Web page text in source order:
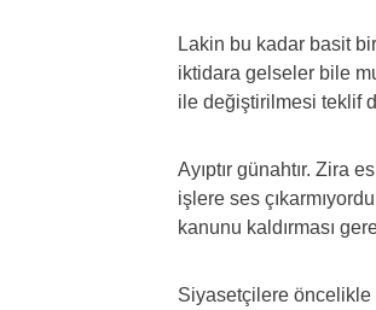
Lakin bu kadar basit
iktidara gelseler bile
ile değiştirilmesi teklif
Ayıptır günahtır. Zira
işlere ses
kanunu kaldırması
Siyasetçilere öncelikle